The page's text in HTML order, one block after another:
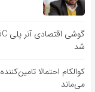
شد
می‌ماند